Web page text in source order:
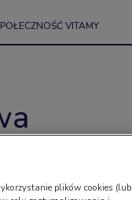
VITAMY
plików cookies (lub